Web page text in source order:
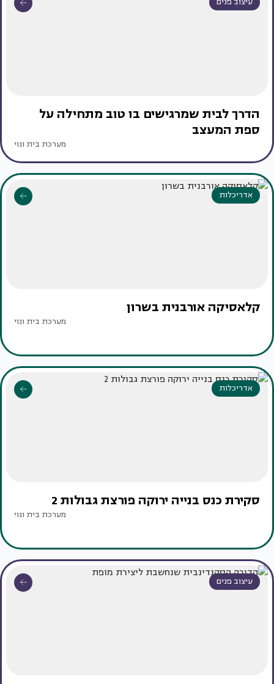
הדרך לבית שמרגישים בו טוב מתחילה על
ספת המעצב
מערכת בית ונוי
אדריכלות
קלאסיקה אורבנית בשרון
מערכת בית ונוי
אדריכלות
סקירת כנס בנייה ירוקה פורצת גבולות 2
מערכת בית ונוי
עיצוב פנים